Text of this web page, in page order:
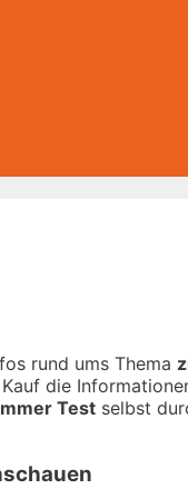
rund ums Thema
die
Test selbst